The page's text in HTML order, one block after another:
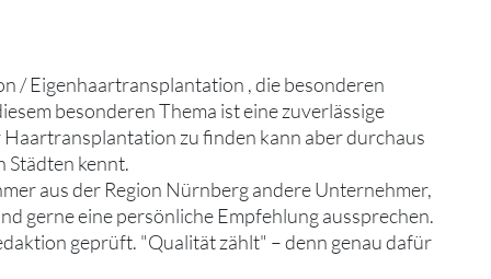
/ Eigenhaartransplantation , die besonderen
besonderen Thema ist eine zuverlässige
zu finden kann aber durchaus
Städten kennt.
aus der Region Nürnberg andere Unternehmer,
gerne eine persönliche Empfehlung aussprechen.
geprüft. "Qualität zählt" – denn genau dafür